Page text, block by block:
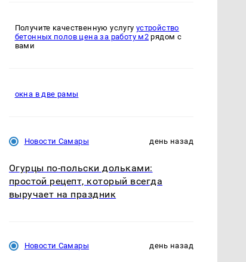
Получите качественную услугу устройство
бетонных полов цена за работу м2 рядом с
вами
окна в две рамы
Новости Самары день назад
Огурцы по‑польски дольками:
простой рецепт, который всегда
выручает на праздник
Новости Самары день назад